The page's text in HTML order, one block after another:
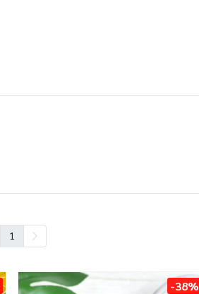
1
-38%